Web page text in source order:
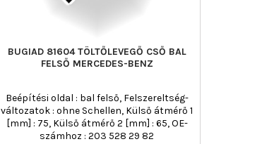
BUGIAD 81604 TÖLTŐLEVEGŐ CSŐ BAL
FELSŐ MERCEDES-BENZ
Beépítési oldal : bal felső, Felszereltség-
változatok : ohne Schellen, Külső átmérő 1
[mm] : 75, Külső átmérő 2 [mm] : 65, OE-
számhoz : 203 528 29 82